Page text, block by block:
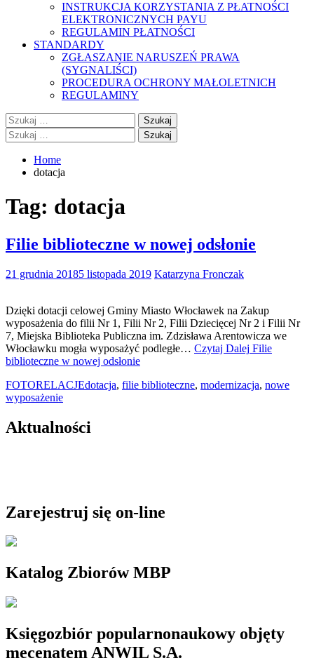
INSTRUKCJA KORZYSTANIA Z PŁATNOŚCI
ELEKTRONICZNYCH PAYU
REGULAMIN PŁATNOŚCI
STANDARDY
ZGŁASZANIE NARUSZEŃ PRAWA
(SYGNALIŚCI)
PROCEDURA OCHRONY MAŁOLETNICH
REGULAMINY
Szukaj:
Szukaj:
Home
dotacja
Tag: dotacja
Filie biblioteczne w nowej odsłonie
21 grudnia 20185 listopada 2019 Katarzyna Fronczak
Dzięki dotacji celowej Gminy Miasto Włocławek na Zakup
wyposażenia do filii Nr 1, Filii Nr 2, Filii Dziecięcej Nr 2 i Filii Nr
7, Miejska Biblioteka Publiczna im. Zdzisława Arentowicza we
Włocławku mogła wyposażyć podległe… Czytaj Dalej Filie
biblioteczne w nowej odsłonie
FOTORELACJEdotacja, filie biblioteczne, modernizacja, nowe
wyposażenie
Aktualności
Zarejestruj się on-line
Katalog Zbiorów MBP
Księgozbiór popularnonaukowy objęty
mecenatem ANWIL S.A.